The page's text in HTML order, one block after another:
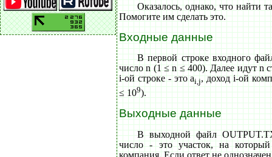
Оказалось, однако, что найти
Помогите им сделать это.
Входные данные
В первой строке входного
число n (1 ≤ n ≤ 400). Далее идут n
i-ой строке - это ai,j, доход i-ой
≤ 109).
Выходные данные
В выходной файл
число - это участок, на
компания. Если ответ не